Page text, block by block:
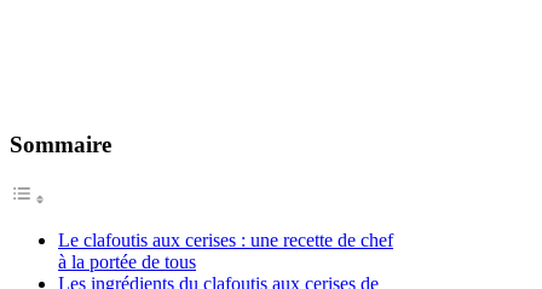
Sommaire
Le clafoutis aux cerises : une recette de chef
à la portée de tous
Les ingrédients du clafoutis aux cerises de